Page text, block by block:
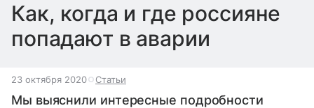
Как, когда и где россияне
попадают в аварии
23 октября 2020 Статьи
Мы выяснили интересные подробности